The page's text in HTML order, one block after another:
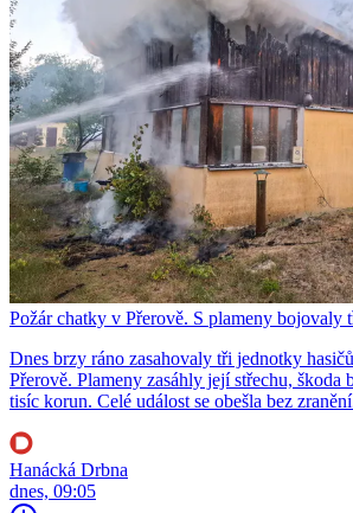
Požár chatky v Přerově. S plameny bojovaly
Dnes brzy ráno zasahovaly tři jednotky
Přerově. Plameny zasáhly její střechu, škoda
tisíc korun. Celé událost se obešla bez
Hanácká Drbna
dnes, 09:05